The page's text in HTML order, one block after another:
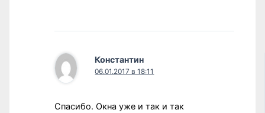
Константин
06.01.2017 в 18:11
Спасибо. Окна уже и так и так